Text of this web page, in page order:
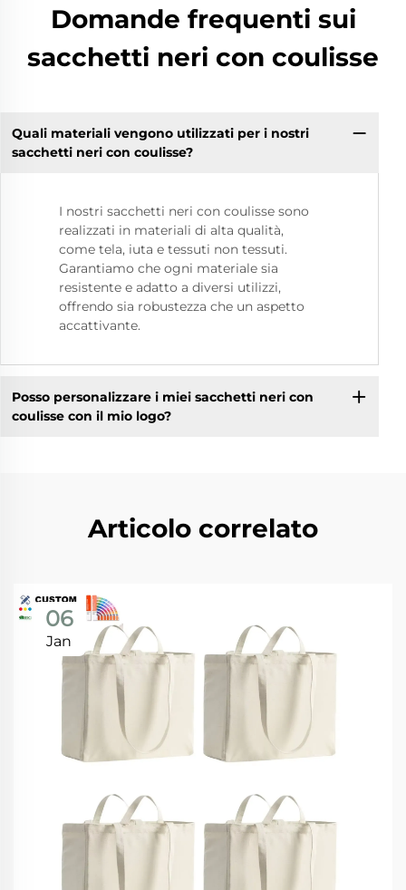
Domande frequenti sui
sacchetti neri con coulisse
Quali materiali vengono utilizzati per i nostri
sacchetti neri con coulisse?
I nostri sacchetti neri con coulisse sono
realizzati in materiali di alta qualità,
come tela, iuta e tessuti non tessuti.
Garantiamo che ogni materiale sia
resistente e adatto a diversi utilizzi,
offrendo sia robustezza che un aspetto
accattivante.
Posso personalizzare i miei sacchetti neri con
coulisse con il mio logo?
Articolo correlato
06
Jan